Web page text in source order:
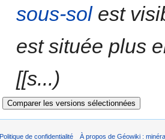
sous-solest
est située plus
[[s...)
Politique de confidentialité À propos de Géowiki :